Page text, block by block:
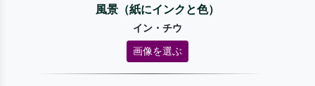
風景（紙にインクと色）
イン・チウ
画像を選ぶ